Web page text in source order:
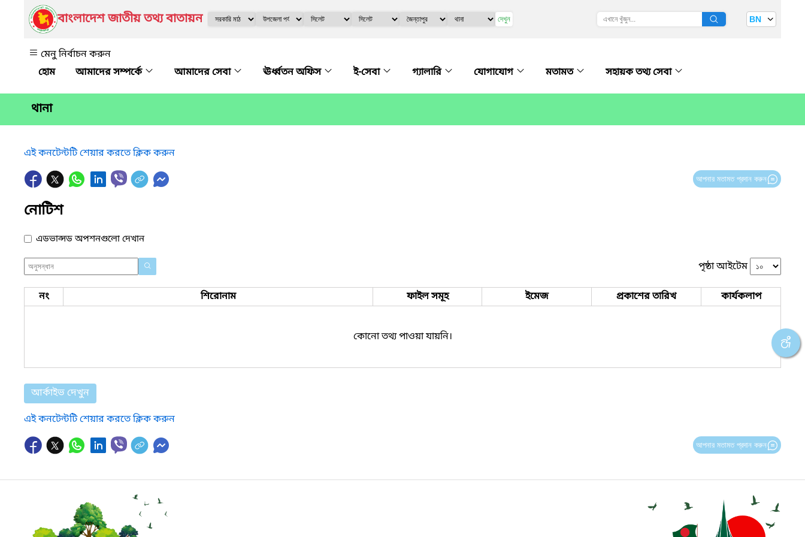
বাংলাদেশ জাতীয় তথ্য বাতায়ন দেখুন BN
মেনু নির্বাচন করুন
আমাদের সম্পর্কে
আমাদের সেবা ঊর্ধ্বতন অফিস ই-সেবা গ্যালারি যোগাযোগ মতামত সহায়ক তথ্য সেবা
থানা
এই কনটেন্টটি শেয়ার করতে ক্লিক করুন
আপনার মতামত প্রদান করুন
নোটিশ
এডভান্সড অপশনগুলো দেখান
পৃষ্ঠা আইটেম
নং শিরোনাম ফাইল সমূহ ইমেজ প্রকাশের তারিখ কার্যকলাপ
কোনো তথ্য পাওয়া যায়নি।
আর্কাইভ দেখুন
এই কনটেন্টটি শেয়ার করতে ক্লিক করুন
আপনার মতামত প্রদান করুন